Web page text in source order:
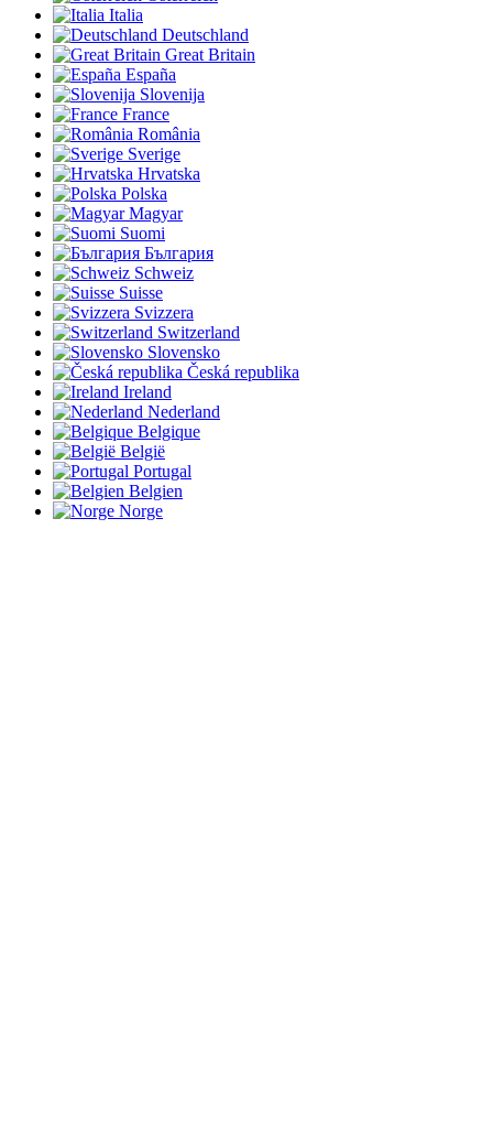
Italia
Deutschland
Great Britain
España
Slovenija
France
România
Sverige
Hrvatska
Polska
Magyar
Suomi
България
Schweiz
Suisse
Svizzera
Switzerland
Slovensko
Česká republika
Ireland
Nederland
Belgique
België
Portugal
Belgien
Norge